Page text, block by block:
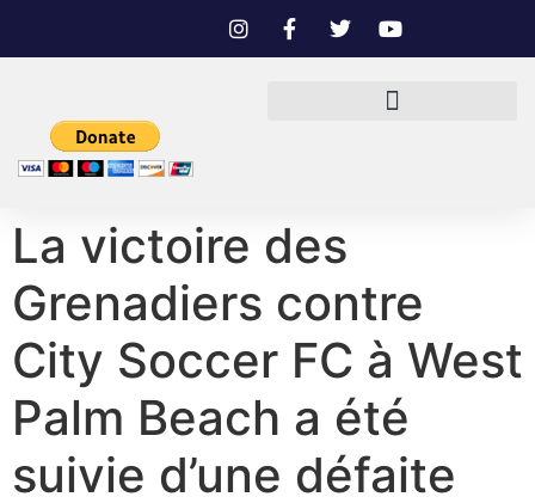
La victoire des
Grenadiers contre
City Soccer FC à West
Palm Beach a été
suivie d’une défaite